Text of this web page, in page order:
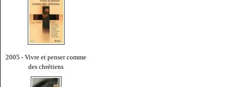
2005 - Vivre et penser comme
des chrétiens